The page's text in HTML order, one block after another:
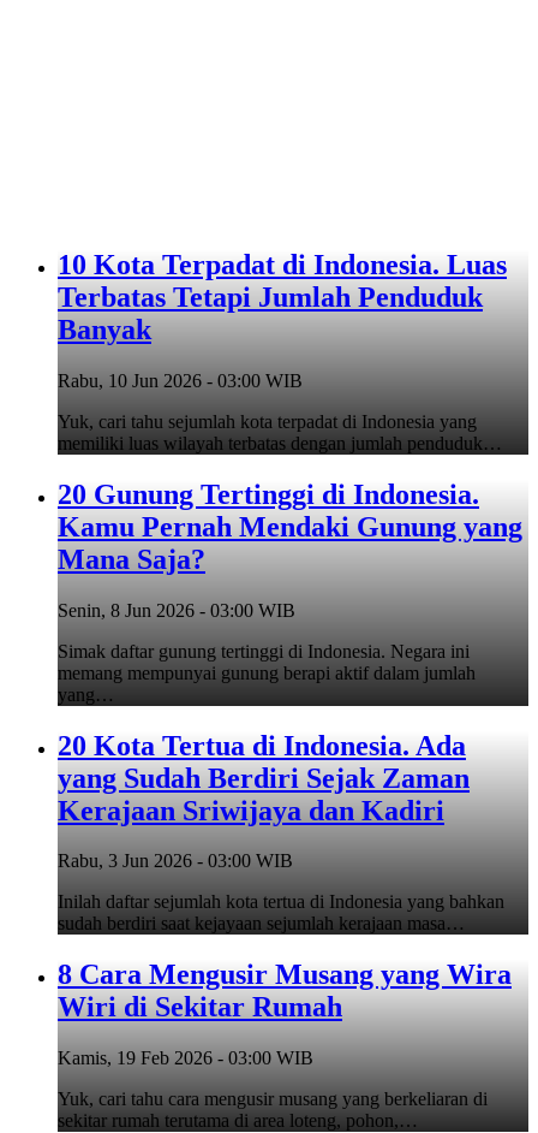
10 Kota Terpadat di Indonesia. Luas
Terbatas Tetapi Jumlah Penduduk
Banyak
Rabu, 10 Jun 2026 - 03:00 WIB
Yuk, cari tahu sejumlah kota terpadat di Indonesia yang
memiliki luas wilayah terbatas dengan jumlah penduduk…
20 Gunung Tertinggi di Indonesia.
Kamu Pernah Mendaki Gunung yang
Mana Saja?
Senin, 8 Jun 2026 - 03:00 WIB
Simak daftar gunung tertinggi di Indonesia. Negara ini
memang mempunyai gunung berapi aktif dalam jumlah
yang…
20 Kota Tertua di Indonesia. Ada
yang Sudah Berdiri Sejak Zaman
Kerajaan Sriwijaya dan Kadiri
Rabu, 3 Jun 2026 - 03:00 WIB
Inilah daftar sejumlah kota tertua di Indonesia yang bahkan
sudah berdiri saat kejayaan sejumlah kerajaan masa…
8 Cara Mengusir Musang yang Wira
Wiri di Sekitar Rumah
Kamis, 19 Feb 2026 - 03:00 WIB
Yuk, cari tahu cara mengusir musang yang berkeliaran di
sekitar rumah terutama di area loteng, pohon,…